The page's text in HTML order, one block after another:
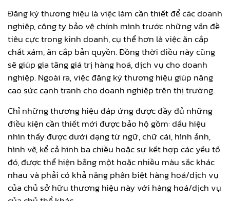
Đăng ký thương hiệu là việc làm cần thiết để các doanh
nghiệp, công ty bảo vệ chính mình trước những vấn đề
tiêu cực trong kinh doanh, cụ thể hơn là việc ăn cắp
chất xám, ăn cắp bản quyền. Đồng thời điều này cũng
sẽ giúp gia tăng giá trị hàng hoá, dịch vụ cho doanh
nghiệp. Ngoài ra, việc đăng ký thương hiệu giúp nâng
cao sức cạnh tranh cho doanh nghiệp trên thị trường.
Chỉ những thương hiệu đáp ứng được đầy đủ những
điều kiện cần thiết mới được bảo hộ gồm: dấu hiệu
nhìn thấy được dưới dạng từ ngữ, chữ cái, hình ảnh,
hình vẽ, kể cả hình ba chiều hoặc sự kết hợp các yếu tố
đó, được thể hiện bằng một hoặc nhiều màu sắc khác
nhau và phải có khả năng phân biệt hàng hoá/dịch vụ
của chủ sở hữu thương hiệu này với hàng hoá/dịch vụ